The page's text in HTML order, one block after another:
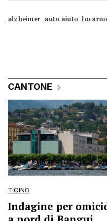
alzheimer auto aiuto locarno
CANTONE
TICINO
Indagine per